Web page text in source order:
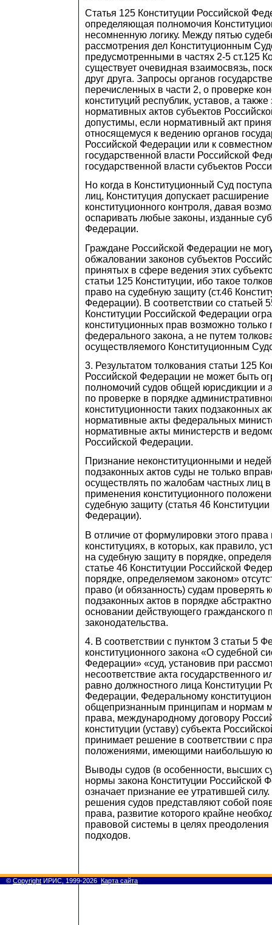
Статья 125 Конституции Российской
определяющая полномочия
несомненную логику. Между пятью
рассмотрения дел Конституционным
предусмотренными в частях 2-5 ст.125
существует очевидная взаимосвязь,
друг друга. Запросы органов
перечисленных в части 2, о проверке
конституций республик, уставов, а
нормативных актов субъектов
допустимы, если нормативный акт
относящемуся к ведению органов
Российской Федерации или к
государственной власти Российской
государственной власти субъектов
Но когда в Конституционный Суд
лиц, Конституция допускает
конституционного контроля, давая
оспаривать любые законы, изданные
Федерации.
Граждане Российской Федерации не
обжаловании законов субъектов
принятых в сфере ведения этих
статьи 125 Конституции, ибо такое
право на судебную защиту (ст.46
Федерации). В соответствии со статьей
Конституции Российской Федерации
конституционных прав возможно только
федерального закона, а не путем
осуществляемого Конституционным
3. Результатом толкования статьи 125
Российской Федерации не может быть
полномочий судов общей юрисдикции и
по проверке в порядке
конституционности таких подзаконных
нормативные акты федеральных
нормативные акты министерств и
Российской Федерации.
Признание неконституционными и
подзаконных актов суды не только
осуществлять по жалобам частных лиц
применения конституционного
судебную защиту (статья 46
Федерации).
В отличие от формулировки этого права
конституциях, в которых, как правило,
на судебную защиту в порядке,
статье 46 Конституции Российской
порядке, определяемом законом»
право (и обязанность) судам проверять
подзаконных актов в порядке
основании действующего гражданского
законодательства.
4. В соответствии с пунктом 3 статьи 5
конституционного закона «О судебной
Федерации» «суд, установив при
несоответствие акта государственного
равно должностного лица Конституции
Федерации, Федеральному
общепризнанным принципам и нормам
права, международному договору
конституции (уставу) субъекта
принимает решение в соответствии с
положениями, имеющими наибольшую
Выводы судов (в особенности, высших
нормы закона Конституции Российской
означает признание ее утратившей
решения судов представляют собой
права, развитие которого крайне
правовой системы в целях преодоления
подходов.
© Copyright ИРИС, 1999-2026 Карта сайта